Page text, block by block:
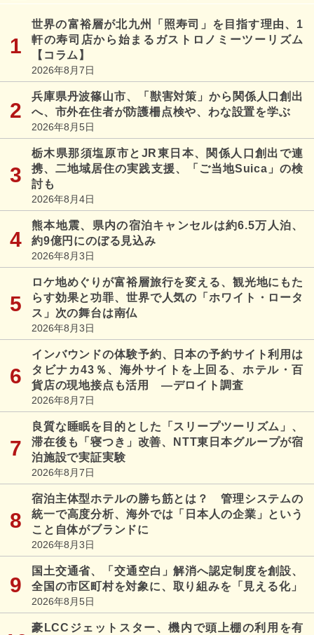
世界の富裕層が北九州「照寿司」を目指す理由、1
軒の寿司店から始まるガストロノミーツーリズム
【コラム】
2026年8月7日
兵庫県丹波篠山市、「獣害対策」から関係人口創出
へ、市外在住者が防護柵点検や、わな設置を学ぶ
2026年8月5日
栃木県那須塩原市とJR東日本、関係人口創出で連
携、二地域居住の実践支援、「ご当地Suica」の検
討も
2026年8月4日
熊本地震、県内の宿泊キャンセルは約6.5万人泊、
約9億円にのぼる見込み
2026年8月3日
ロケ地めぐりが富裕層旅行を変える、観光地にもた
らす効果と功罪、世界で人気の「ホワイト・ロータ
ス」次の舞台は南仏
2026年8月3日
インバウンドの体験予約、日本の予約サイト利用は
タビナカ43％、海外サイトを上回る、ホテル・百
貨店の現地接点も活用 ―デロイト調査
2026年8月7日
良質な睡眠を目的とした「スリープツーリズム」、
滞在後も「寝つき」改善、NTT東日本グループが宿
泊施設で実証実験
2026年8月7日
宿泊主体型ホテルの勝ち筋とは？ 管理システムの
統一で高度分析、海外では「日本人の企業」という
こと自体がブランドに
2026年8月3日
国土交通省、「交通空白」解消へ認定制度を創設、
全国の市区町村を対象に、取り組みを「見える化」
2026年8月5日
豪LCCジェットスター、機内で頭上棚の利用を有